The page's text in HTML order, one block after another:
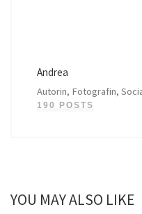
Andrea
Autorin, Fotografin,
190 POSTS
YOU MAY ALSO LIKE